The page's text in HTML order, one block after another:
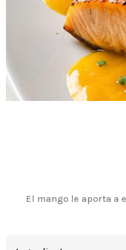
El mango le aporta a